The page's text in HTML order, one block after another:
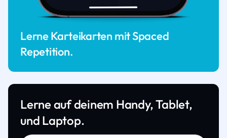
Lerne Karteikarten mit Spaced
Repetition.
Lerne auf deinem Handy, Tablet,
und Laptop.